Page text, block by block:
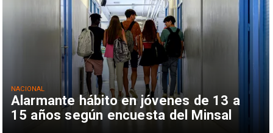
Alarmante hábito en jóvenes de 13 a
15 años según encuesta del Minsal
NACIONAL